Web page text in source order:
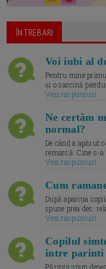
ÎNTREBARI
Voi iubi al
Pentru mine
și o sarcină
Vezi raspunsuri
Ne certăm
normal?
De când a apărut
remarcă. Cine s-
Vezi raspunsuri
Cum
După apariția
spune prea des:
Vezi raspunsuri
Copilul
intre parinti
Părinții spun